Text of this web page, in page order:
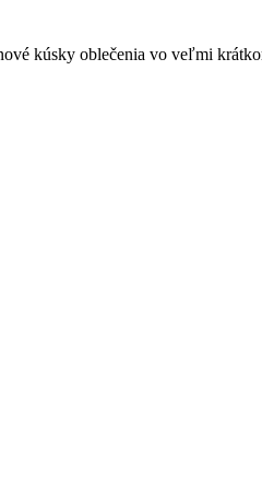
kúsky oblečenia vo veľmi